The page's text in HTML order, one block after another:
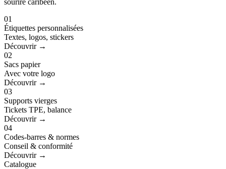
01
Étiquettes personnalisées
Textes, logos, stickers
Découvrir →
02
Sacs papier
Avec votre logo
Découvrir →
03
Supports vierges
Tickets TPE, balance
Découvrir →
04
Codes-barres & normes
Conseil & conformité
Découvrir →
Catalogue